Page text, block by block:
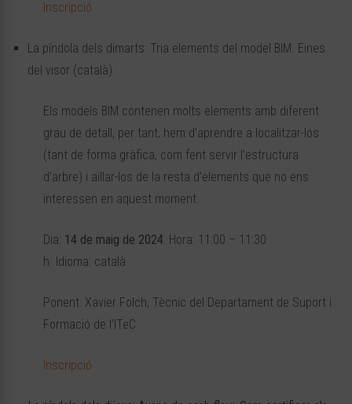
Inscripció
La píndola dels dimarts: Tria elements del model BIM. Eines
del visor (català)
Els models BIM contenen molts elements amb diferent
grau de detall, per tant, hem d’aprendre a localitzar-los
(tant de forma gràfica, com fent servir l’estructura
d’arbre) i aïllar-los de la resta d’elements que no ens
interessen en aquest moment.
Dia: 14 de maig de 2024. Hora: 11:00 – 11:30
h. Idioma: català
Ponent: Xavier Folch, Tècnic del Departament de Suport i
Formació de l’ITeC
Inscripció